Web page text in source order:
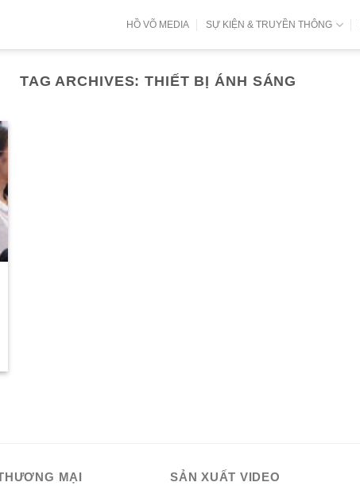
HỒ VÕ MEDIA SỰ KIỆN & TRUYỀN THÔNG
TAG ARCHIVES:THIẾT BỊ ÁNH SÁNG
MẠI
SẢN XUẤT VIDEO